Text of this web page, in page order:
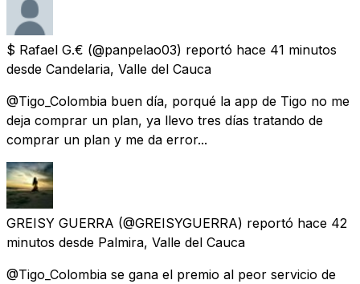
$ Rafael G.€ (@panpelao03) reportó hace 41 minutos
desde Candelaria, Valle del Cauca
@Tigo_Colombia buen día, porqué la app de Tigo no me
deja comprar un plan, ya llevo tres días tratando de
comprar un plan y me da error...
GREISY GUERRA (@GREISYGUERRA) reportó hace 42
minutos desde Palmira, Valle del Cauca
@Tigo_Colombia se gana el premio al peor servicio de